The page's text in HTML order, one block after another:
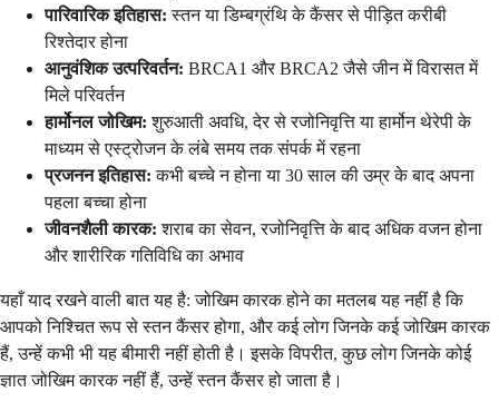
पारिवारिक इतिहास: स्तन या डिम्बग्रंथि के कैंसर से पीड़ित करीबी
रिश्तेदार होना
आनुवंशिक उत्परिवर्तन: BRCA1 और BRCA2 जैसे जीन में विरासत में
मिले परिवर्तन
हार्मोनल जोखिम: शुरुआती अवधि, देर से रजोनिवृत्ति या हार्मोन थेरेपी के
माध्यम से एस्ट्रोजन के लंबे समय तक संपर्क में रहना
प्रजनन इतिहास: कभी बच्चे न होना या 30 साल की उम्र के बाद अपना
पहला बच्चा होना
जीवनशैली कारक: शराब का सेवन, रजोनिवृत्ति के बाद अधिक वजन होना
और शारीरिक गतिविधि का अभाव
यहाँ याद रखने वाली बात यह है: जोखिम कारक होने का मतलब यह नहीं है कि
आपको निश्चित रूप से स्तन कैंसर होगा, और कई लोग जिनके कई जोखिम कारक
हैं, उन्हें कभी भी यह बीमारी नहीं होती है। इसके विपरीत, कुछ लोग जिनके कोई
ज्ञात जोखिम कारक नहीं हैं, उन्हें स्तन कैंसर हो जाता है।